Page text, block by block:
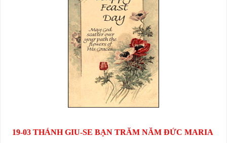
19-03 THÁNH GIU-SE BẠN TRĂM NĂM ĐỨC MARIA